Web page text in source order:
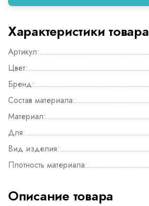
Характеристики товара
Артикул:
Цвет:
Бренд:
Состав материала:
Материал:
Для:
Вид изделия:
Плотность материала:
Описание товара